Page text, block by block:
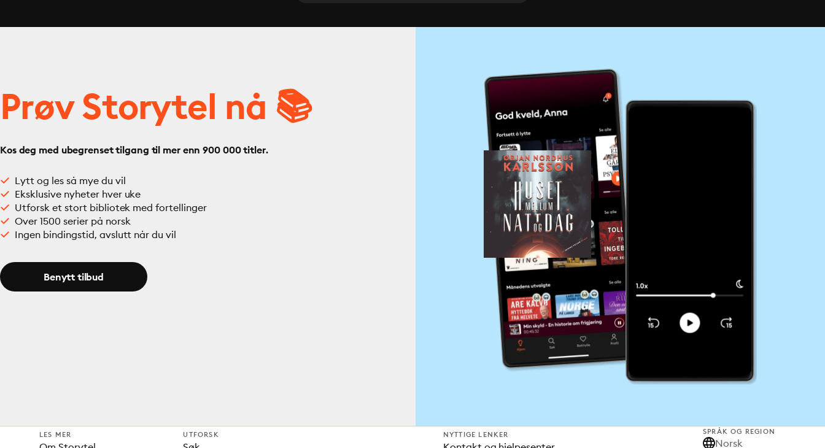
Prøv Storytel nå 📚
Kos deg med ubegrenset tilgang til mer enn 900 000 titler.
Lytt og les så mye du vil
Eksklusive nyheter hver uke
Utforsk et stort bibliotek med fortellinger
Over 1500 serier på norsk
Ingen bindingstid, avslutt når du vil
Benytt tilbud
LES MER UTFORSK NYTTIGE LENKER SPRÅK OG REGION
Norsk